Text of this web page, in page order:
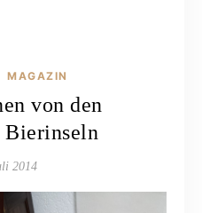
MAGAZIN
von den
Bierinseln
2014